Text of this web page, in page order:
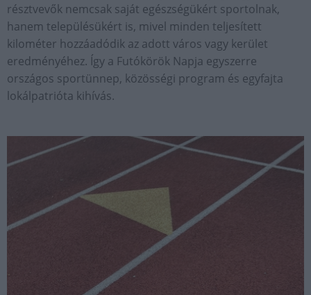
résztvevők nemcsak saját egészségükért sportolnak,
hanem településükért is, mivel minden teljesített
kilométer hozzáadódik az adott város vagy kerület
eredményéhez. Így a Futókörök Napja egyszerre
országos sportünnep, közösségi program és egyfajta
lokálpatrióta kihívás.